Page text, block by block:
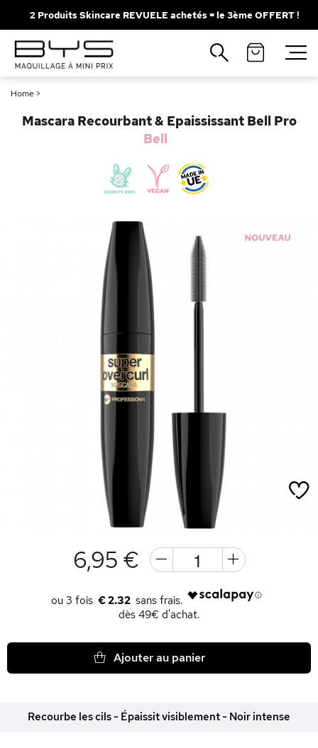
2 Produits Skincare REVUELE achetés = le 3ème OFFERT !
Home >
Mascara Recourbant & Epaississant Bell Pro
Bell
6,95 €
€ 2.32
dès 49€ d'achat.
Ajouter au panier
Recourbe les cils - Épaissit visiblement - Noir intense
Fermer
Recherches populaires
Rouge à Lèvres